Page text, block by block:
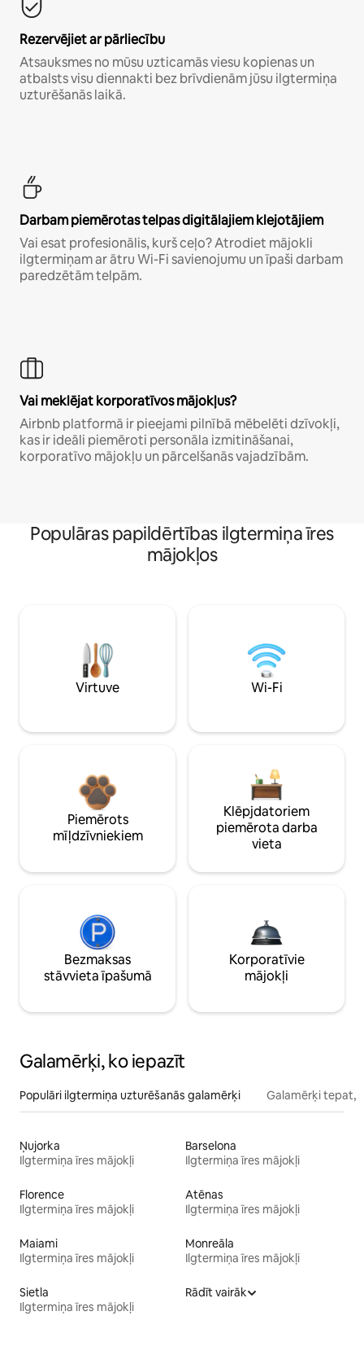
Rezervējiet ar pārliecību
Atsauksmes no mūsu uzticamās viesu kopienas un
atbalsts visu diennakti bez brīvdienām jūsu ilgtermiņa
uzturēšanās laikā.
Darbam piemērotas telpas digitālajiem klejotājiem
Vai esat profesionālis, kurš ceļo? Atrodiet mājokli
ilgtermiņam ar ātru Wi-Fi savienojumu un īpaši darbam
paredzētām telpām.
Vai meklējat korporatīvos mājokļus?
Airbnb platformā ir pieejami pilnībā mēbelēti dzīvokļi,
kas ir ideāli piemēroti personāla izmitināšanai,
korporatīvo mājokļu un pārcelšanās vajadzībām.
Populāras papildērtības ilgtermiņa īres
mājokļos
Virtuve Wi-Fi
Piemērots
mīļdzīvniekiem
Klēpjdatoriem
piemērota darba
vieta
Bezmaksas
stāvvieta īpašumā
Korporatīvie
mājokļi
Galamērķi, ko iepazīt
Populāri ilgtermiņa uzturēšanās galamērķi Galamērķi tepat,
Ņujorka
Ilgtermiņa īres mājokļi
Barselona
Ilgtermiņa īres mājokļi
Florence
Ilgtermiņa īres mājokļi
Atēnas
Ilgtermiņa īres mājokļi
Maiami
Ilgtermiņa īres mājokļi
Monreāla
Ilgtermiņa īres mājokļi
Sietla
Ilgtermiņa īres mājokļi
Rādīt vairāk